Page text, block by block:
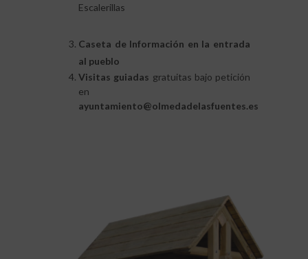
Escalerillas
Caseta de Información en la entrada
al pueblo
Visitas guiadas gratuitas bajo petición
en
ayuntamiento@olmedadelasfuentes.es